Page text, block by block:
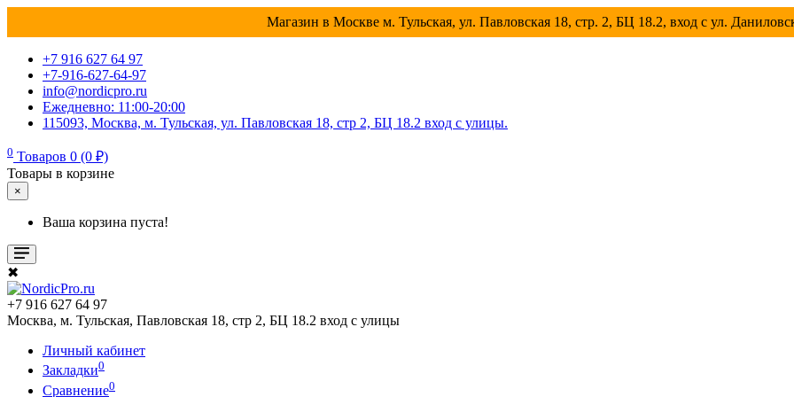
Магазин в Москве м. Тульская, ул. Павловская 18, стр. 2, БЦ 18.2, вход с ул.
+7 916 627 64 97
+7-916-627-64-97
info@nordicpro.ru
Ежедневно: 11:00-20:00
115093, Москва, м. Тульская, ул. Павловская 18, стр 2, БЦ 18.2 вход с улицы.
0 Товаров 0 (0 ₽)
Товары в корзине
×
Ваша корзина пуста!
✖
+7 916 627 64 97
Москва, м. Тульская, Павловская 18, стр 2, БЦ 18.2 вход с улицы
Личный кабинет
Закладки0
Сравнение0